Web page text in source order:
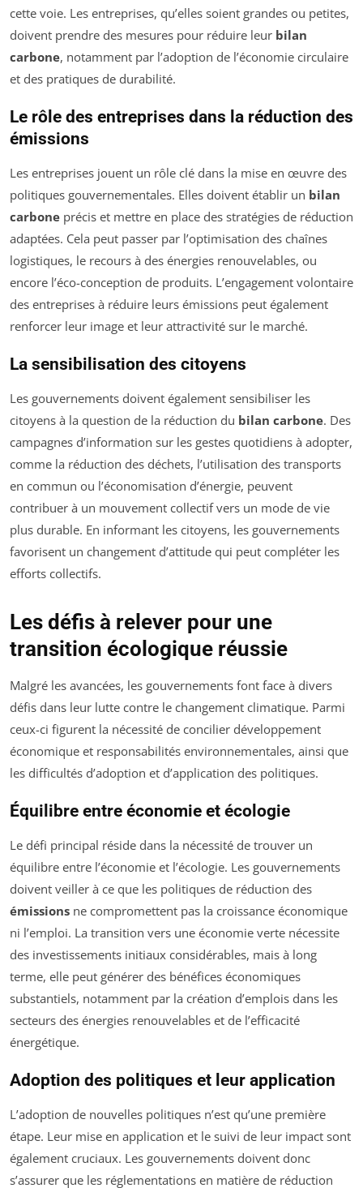
cette voie. Les entreprises, qu’elles soient grandes ou petites,
doivent prendre des mesures pour réduire leur bilan
carbone, notamment par l’adoption de l’économie circulaire
et des pratiques de durabilité.
Le rôle des entreprises dans la réduction des
émissions
Les entreprises jouent un rôle clé dans la mise en œuvre des
politiques gouvernementales. Elles doivent établir un bilan
carbone précis et mettre en place des stratégies de réduction
adaptées. Cela peut passer par l’optimisation des chaînes
logistiques, le recours à des énergies renouvelables, ou
encore l’éco-conception de produits. L’engagement volontaire
des entreprises à réduire leurs émissions peut également
renforcer leur image et leur attractivité sur le marché.
La sensibilisation des citoyens
Les gouvernements doivent également sensibiliser les
citoyens à la question de la réduction du bilan carbone. Des
campagnes d’information sur les gestes quotidiens à adopter,
comme la réduction des déchets, l’utilisation des transports
en commun ou l’économisation d’énergie, peuvent
contribuer à un mouvement collectif vers un mode de vie
plus durable. En informant les citoyens, les gouvernements
favorisent un changement d’attitude qui peut compléter les
efforts collectifs.
Les défis à relever pour une
transition écologique réussie
Malgré les avancées, les gouvernements font face à divers
défis dans leur lutte contre le changement climatique. Parmi
ceux-ci figurent la nécessité de concilier développement
économique et responsabilités environnementales, ainsi que
les difficultés d’adoption et d’application des politiques.
Équilibre entre économie et écologie
Le défi principal réside dans la nécessité de trouver un
équilibre entre l’économie et l’écologie. Les gouvernements
doivent veiller à ce que les politiques de réduction des
émissions ne compromettent pas la croissance économique
ni l’emploi. La transition vers une économie verte nécessite
des investissements initiaux considérables, mais à long
terme, elle peut générer des bénéfices économiques
substantiels, notamment par la création d’emplois dans les
secteurs des énergies renouvelables et de l’efficacité
énergétique.
Adoption des politiques et leur application
L’adoption de nouvelles politiques n’est qu’une première
étape. Leur mise en application et le suivi de leur impact sont
également cruciaux. Les gouvernements doivent donc
s’assurer que les réglementations en matière de réduction